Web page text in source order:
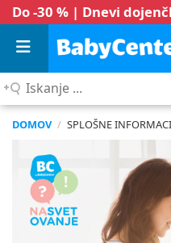
Do -30 % | Dnevi
Iskanje
DOMOV / SPLOŠNE